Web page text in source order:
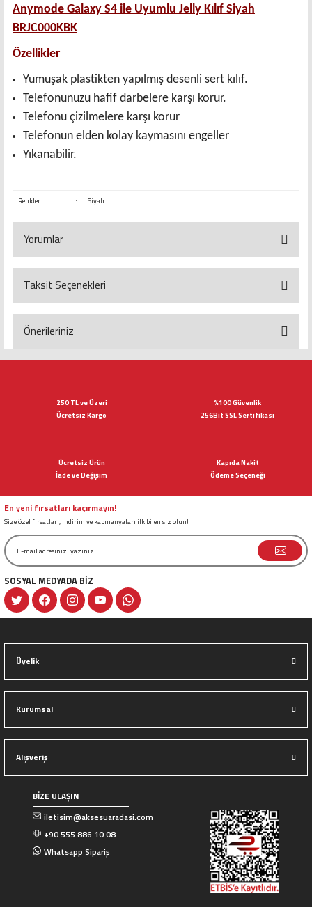
Anymode Galaxy S4 ile Uyumlu Jelly Kılıf Siyah
BRJC000KBK
Özellikler
Yumuşak plastikten yapılmış desenli sert kılıf.
Telefonunuzu hafif darbelere karşı korur.
Telefonu çizilmelere karşı korur
Telefonun elden kolay kaymasını engeller
Yıkanabilir.
Renkler : Siyah
Yorumlar
Bu ürüne ilk yorumu siz yapın!
Taksit Seçenekleri
Önerileriniz
Ürün bilgilerinde hatalar bulunuyor.
Bu ürüne benzer farklı alternatifler olmalı.
250 TL ve Üzeri
Ücretsiz Kargo
%100 Güvenlik
256Bit SSL Sertifikası
Ücretsiz Ürün
İade ve Değişim
Kapıda Nakit
Ödeme Seçeneği
En yeni fırsatları kaçırmayın!
Size özel fırsatları, indirim ve kapmanyaları ilk bilen siz olun!
SOSYAL MEDYADA BİZ
Üyelik
Kurumsal
Alışveriş
BİZE ULAŞIN
iletisim@aksesuaradasi.com
+90 555 886 10 08
Whatsapp Sipariş